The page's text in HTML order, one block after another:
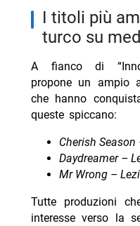
I titoli più amati del catalogo
turco su
A fianco di
propone un ampio
che hanno
queste spiccano:
Cherish
Daydreamer –
Mr Wrong –
Tutte produzioni
interesse verso la